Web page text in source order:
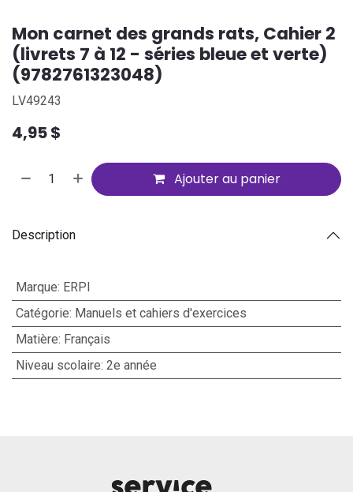
Mon carnet des grands rats, Cahier 2
(livrets 7 à 12 - séries bleue et verte)
(9782761323048)
LV49243
4,95$
Ajouter au panier
Description
Marque: ERPI
Catégorie: Manuels et cahiers d'exercices
Matière: Français
Niveau scolaire: 2e année